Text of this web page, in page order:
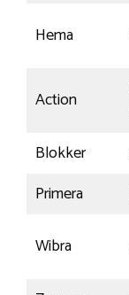
Hema
Action
Blokker
Primera
Wibra